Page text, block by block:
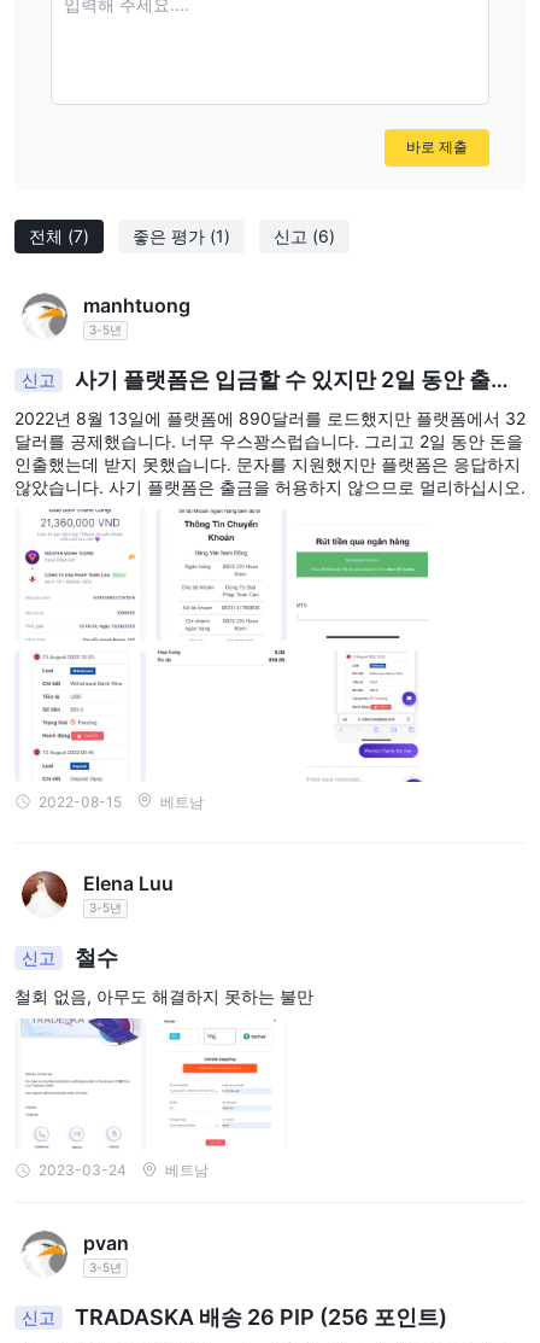
선택입니다.
더에게 좋은 선택입니다.
궁극적으로 개인 트레이더를 위한 최고의 브로커는 특정 트레이딩
~이다 TRADESKA 안전 또는 사기?
거래 TRADESKA 안전하지 않습니다. 브로커가 다양한 제안을 제공
워크 보안 프로토콜, 위험 관리 및 고객 자금 분리와 같은 보
호 조치
, 그들이 규제되지 않는다는 사실과 그들의
Futures Association(NFA, License No. 0549794) 라이
센스가 승인되지 않았습니다.
중개인과 투자할 때 주의를 기울이는 것이 필수적이며 더 평판이 좋
고 규제가 있는 대안을 찾는 것이 가장 좋습니다.
시장 상품
TRADESKA다음을 포함하여 다양한 자산 클래스에 걸쳐 다양한 거
래 상품을 제공합니다.
외환, 상품, 주식, 지수 및 암호화폐
나, TRADESKA 규제되지 않고 라이센스가 승인되지 않은 경우 주의
를 기울이고 거래를 피하는 것이 좋습니다.
계정
TRADESKA한 가지 유형의 라이브 거래 계정만 제공하는 것 같습니
다.프로 계정 $500. 거래 가능한 최대
레버리지는 최대 1:500이며 최소 주문량은 0.01랏, 최대 주문량은
20랏입니다. 브로커는 마진 콜 수준을 100%로, 중지 수준을 50%로
니다.
거래 잔액은 거래 레버리지를 결정합니다. 최대 레버리지는 잔액이
$30,000 미만인 계정의 경우 1:500, 잔액이 $30,000 ~ $50,000
인 계정의 경우 1:300, 잔액이 $50,000 ~ $100,000인 계정의 경우
최대 레버리지는 1:100입니다. $100,000의 잔액이 있는 계정.
TRADESKA클라이언트가최대 거래 레버리지 1:500
호주의 주요 통화 쌍의 경우 1:30, 미국과 캐나다의 주요 통화 쌍의
경우 1:50으로 많은 규제 당국에서 설정한 적절한 금액보다 훨씬 큽
니다.
족한 투자자에게는 막대한 손실을 초래할 수 있습니다. 거래 세계에
서 막 시작하는 경우 1:10 이하의 더 낮은 크기를 고수하는 것이 가
전체 (7) 좋은 평가 (1) 신고 (6)
manhtuong
3-5년
신고
사기 플랫폼은 입금할 수 있지만 2일 동안 출금
할 수 없습니다.
2022년 8월 13일에 플랫폼에 890달러를 로드했지만 플랫폼에서 32
달러를 공제했습니다. 너무 우스꽝스럽습니다. 그리고 2일 동안 돈을
인출했는데 받지 못했습니다. 문자를 지원했지만 플랫폼은 응답하지
않았습니다. 사기 플랫폼은 출금을 허용하지 않으므로 멀리하십시오.
2022-08-15 베트남
Elena Luu
3-5년
신고 철수
철회 없음, 아무도 해결하지 못하는 불만
2023-03-24 베트남
pvan
3-5년
신고 TRADASKA 배송 26 PIP (256 포인트)
바로 제출